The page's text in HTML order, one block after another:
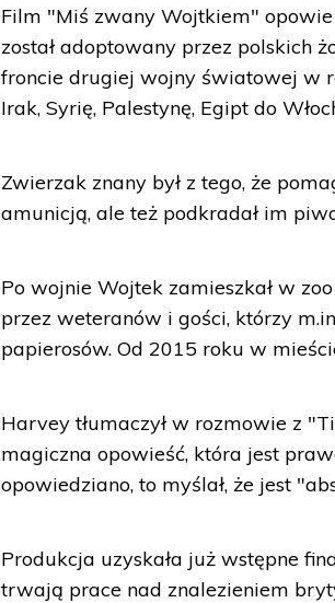
Film "Miś zwany Wojtkiem"
został adoptowany przez polskich
froncie drugiej wojny światowej w
Irak, Syrię, Palestynę, Egipt do
Zwierzak znany był z tego, że
amunicją, ale też podkradał im
Po wojnie Wojtek zamieszkał w
przez weteranów i gości, którzy
papierosów. Od 2015 roku w
Harvey tłumaczył w rozmowie z
magiczna opowieść, która jest
opowiedziano, to myślał, że jest
Produkcja uzyskała już wstępne
trwają prace nad znalezieniem